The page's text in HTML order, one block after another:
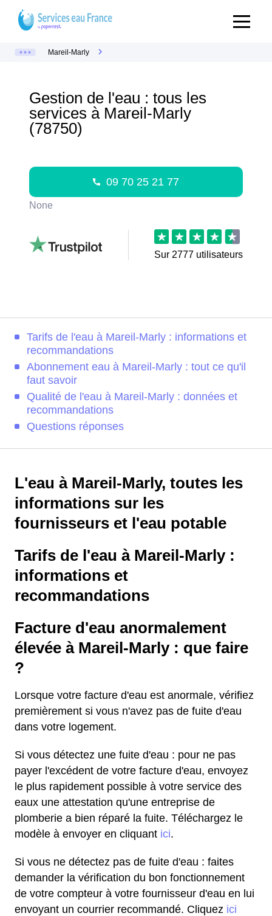
Mareil-Marly
Gestion de l'eau : tous les
services à Mareil-Marly
(78750)
09 70 25 21 77
None
Sur 2777 utilisateurs
Tarifs de l'eau à Mareil-Marly : informations et
recommandations
Abonnement eau à Mareil-Marly : tout ce qu'il
faut savoir
Qualité de l'eau à Mareil-Marly : données et
recommandations
Questions réponses
L'eau à Mareil-Marly, toutes les
informations sur les
fournisseurs et l'eau potable
Tarifs de l'eau à Mareil-Marly :
informations et
recommandations
Facture d'eau anormalement
élevée à Mareil-Marly : que faire
?
Lorsque votre facture d'eau est anormale, vérifiez
premièrement si vous n'avez pas de fuite d'eau
dans votre logement.
Si vous détectez une fuite d'eau : pour ne pas
payer l'excédent de votre facture d'eau, envoyez
le plus rapidement possible à votre service des
eaux une attestation qu'une entreprise de
plomberie a bien réparé la fuite. Téléchargez le
modèle à envoyer en cliquant ici.
Si vous ne détectez pas de fuite d'eau : faites
demander la vérification du bon fonctionnement
de votre compteur à votre fournisseur d'eau en lui
envoyant un courrier recommandé. Cliquez ici